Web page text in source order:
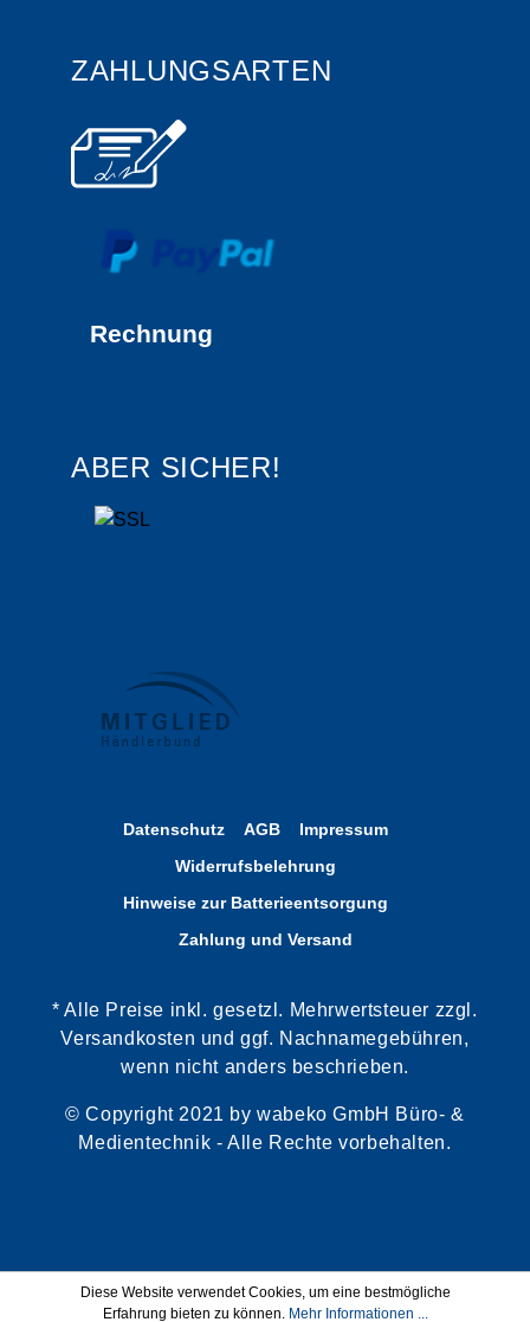
ZAHLUNGSARTEN
Rechnung
ABER SICHER!
Datenschutz AGB
Impressum
Widerrufsbelehrung
Hinweise zur Batterieentsorgung
Zahlung und Versand
* Alle Preise inkl. gesetzl. Mehrwertsteuer zzgl.
Versandkosten und ggf. Nachnamegebühren,
wenn nicht anders beschrieben.
© Copyright 2021 by wabeko GmbH Büro- &
Medientechnik - Alle Rechte vorbehalten.
Diese Website verwendet Cookies, um eine bestmögliche
Erfahrung bieten zu können. Mehr Informationen ...